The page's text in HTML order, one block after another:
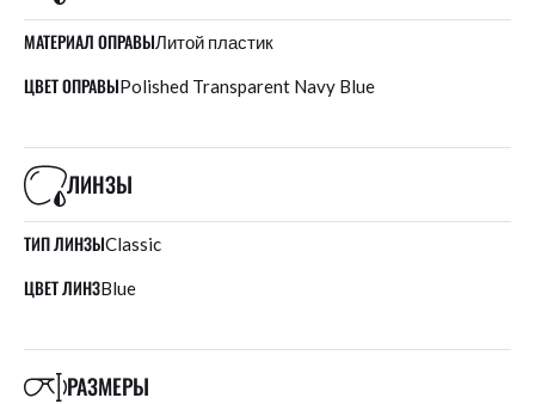
МАТЕРИАЛ ОПРАВЫЛитой пластик
ЦВЕТ ОПРАВЫPolished Transparent Navy Blue
ЛИНЗЫ
ТИП ЛИНЗЫClassic
ЦВЕТ ЛИНЗBlue
РАЗМЕРЫ